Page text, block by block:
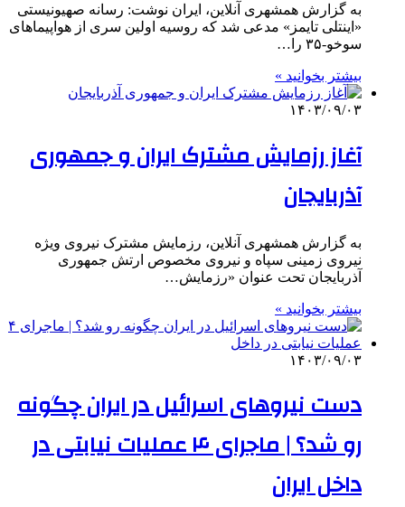
به گزارش همشهری آنلاین، ایران نوشت: رسانه صهیونیستی
«اینتلی تایمز» مدعی شد که روسیه اولین سری از هواپیماهای
سوخو-۳۵ را…
بیشتر بخوانید »
۱۴۰۳/۰۹/۰۳
آغاز رزمایش مشترک ایران و جمهوری
آذربایجان
به گزارش همشهری آنلاین،‌ رزمایش مشترک نیروی ویژه
نیروی زمینی سپاه و نیروی مخصوص ارتش جمهوری
آذربایجان تحت عنوان «رزمایش…
بیشتر بخوانید »
۱۴۰۳/۰۹/۰۳
دست نیروهای اسرائیل در ایران چگونه
رو شد؟ | ماجرای ۴ عملیات نیابتی در
داخل ایران